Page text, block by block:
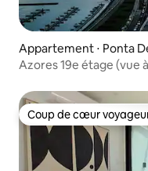
Appartement ⋅ Ponta
Azores 19e étage (vue
Coup de cœur
Coup de cœur